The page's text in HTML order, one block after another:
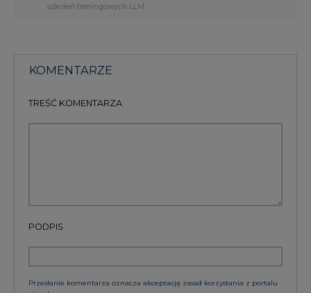
szkoleń treningowych LLM.
KOMENTARZE
TREŚĆ KOMENTARZA
PODPIS
Przesłanie komentarza oznacza akceptację zasad korzystania z portalu